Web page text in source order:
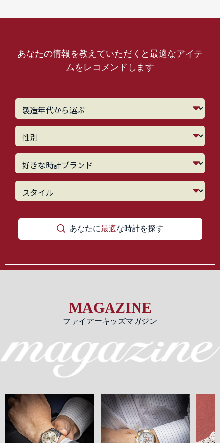
あなたの情報を教えていただくと最適なアイテ
ムをレコメンドします
あなたに最適な時計を探す
MAGAZINE
ファイアーキッズマガジン